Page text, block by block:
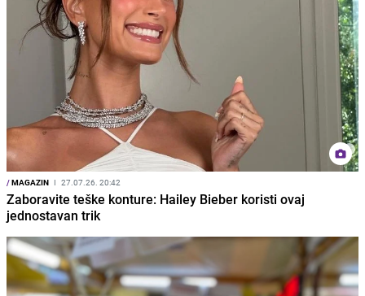
/MAGAZIN I 27.07.26. 20:42
Zaboravite teške konture: Hailey Bieber koristi ovaj
jednostavan trik